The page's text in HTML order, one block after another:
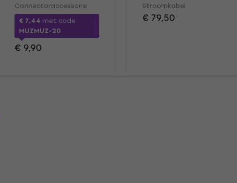
e
Connectoraccessoire
€ 7,44 met code
MUZMUZ-20
€ 9,90
Stroomkabel
Stroomkabel
€ 79,50